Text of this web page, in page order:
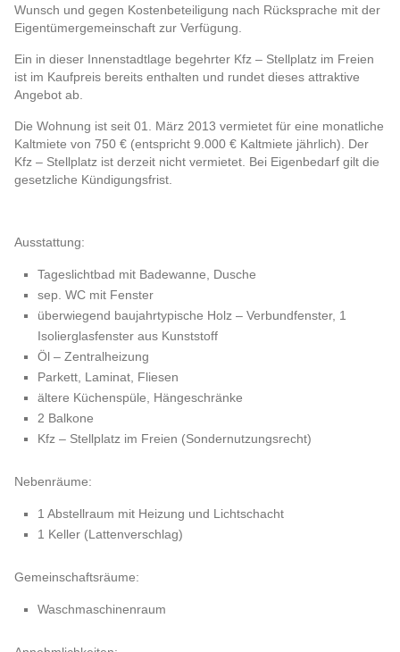
Wunsch und gegen Kostenbeteiligung nach Rücksprache mit der
Eigentümergemeinschaft zur Verfügung.
Ein in dieser Innenstadtlage begehrter Kfz – Stellplatz im Freien
ist im Kaufpreis bereits enthalten und rundet dieses attraktive
Angebot ab.
Die Wohnung ist seit 01. März 2013 vermietet für eine monatliche
Kaltmiete von 750 € (entspricht 9.000 € Kaltmiete jährlich). Der
Kfz – Stellplatz ist derzeit nicht vermietet. Bei Eigenbedarf gilt die
gesetzliche Kündigungsfrist.
Ausstattung:
Tageslichtbad mit Badewanne, Dusche
sep. WC mit Fenster
überwiegend baujahrtypische Holz – Verbundfenster, 1
Isolierglasfenster aus Kunststoff
Öl – Zentralheizung
Parkett, Laminat, Fliesen
ältere Küchenspüle, Hängeschränke
2 Balkone
Kfz – Stellplatz im Freien (Sondernutzungsrecht)
Nebenräume:
1 Abstellraum mit Heizung und Lichtschacht
1 Keller (Lattenverschlag)
Gemeinschaftsräume:
Waschmaschinenraum